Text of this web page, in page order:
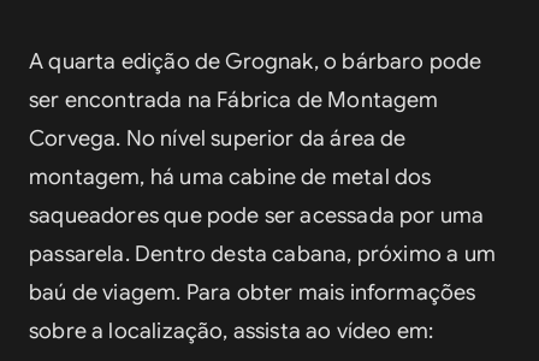
A quarta edição de Grognak, o bárbaro pode
ser encontrada na Fábrica de Montagem
Corvega. No nível superior da área de
montagem, há uma cabine de metal dos
saqueadores que pode ser acessada por uma
passarela. Dentro desta cabana, próximo a um
baú de viagem. Para obter mais informações
sobre a localização, assista ao vídeo em: